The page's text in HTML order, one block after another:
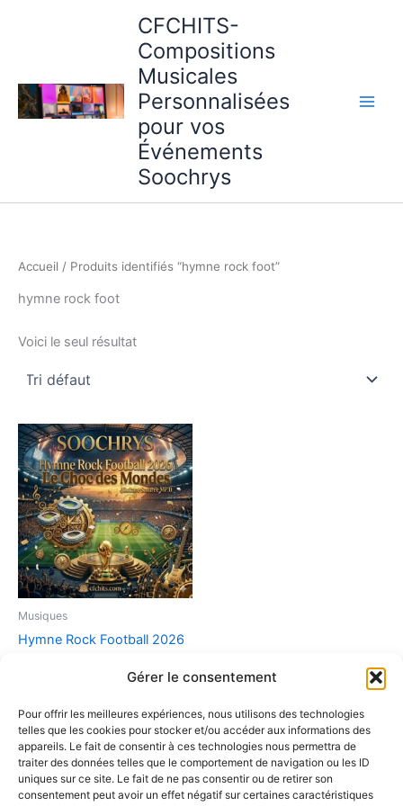
Gérer le consentement
Pour offrir les meilleures expériences, nous utilisons des technologies
telles que les cookies pour stocker et/ou accéder aux informations des
appareils. Le fait de consentir à ces technologies nous permettra de
traiter des données telles que le comportement de navigation ou les ID
uniques sur ce site. Le fait de ne pas consentir ou de retirer son
consentement peut avoir un effet négatif sur certaines caractéristiques
CFCHITS-
Compositions
Musicales
Personnalisées
pour vos
Événements
Soochrys
Accueil / Produits identifiés “hymne rock foot”
hymne rock foot
Voici le seul résultat
Musiques
Hymne Rock Football 2026
(Guitare Saturée MP3)
2,90 €
Ajouter au panier